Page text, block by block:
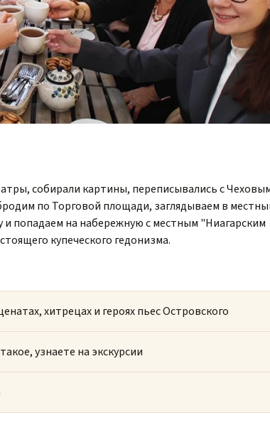
собирали картины, переписывались с
по Торговой площади, заглядываем в
попадаем на набережную с местным "Ниагарским
купеческого гедонизма.
хитрецах и героях пьес Островского
узнаете на экскурсии